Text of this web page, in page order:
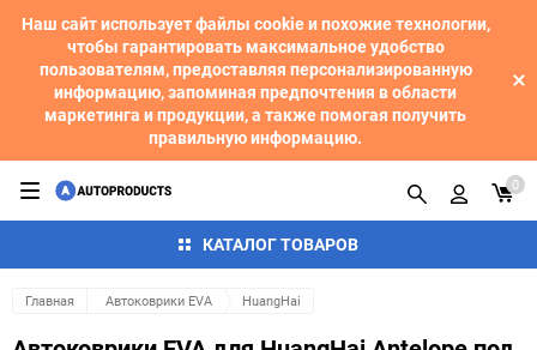
Наш сайт использует файлы cookie и похожие технологии,
чтобы гарантировать максимальное удобство
пользователям, предоставляя персонализированную
информацию, запоминая предпочтения в области
маркетинга и продукции, а также помогая получить
правильную информацию.
КАТАЛОГ ТОВАРОВ
0
Главная Автоковрики EVA HuangHai